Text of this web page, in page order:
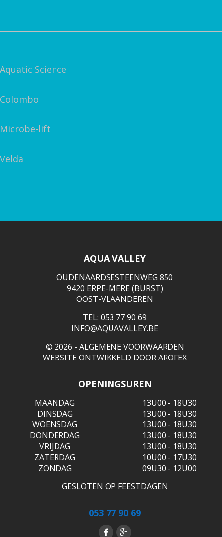
Aquatic Science
Colombo
Microbe-lift
Velda
AQUA VALLEY
OUDENAARDSESTEENWEG 850
9420 ERPE-MERE (BURST)
OOST-VLAANDEREN
TEL: 053 77 90 69
INFO@AQUAVALLEY.BE
© 2026 - ALGEMENE VOORWAARDEN
WEBSITE ONTWIKKELD DOORAROFEX
OPENINGSUREN
MAANDAG
13U00 - 18U30
DINSDAG
13U00 - 18U30
WOENSDAG
13U00 - 18U30
DONDERDAG
13U00 - 18U30
VRIJDAG
13U00 - 18U30
ZATERDAG
10U00 - 17U30
ZONDAG
09U30 - 12U00
GESLOTEN OP FEESTDAGEN
053 77 90 69